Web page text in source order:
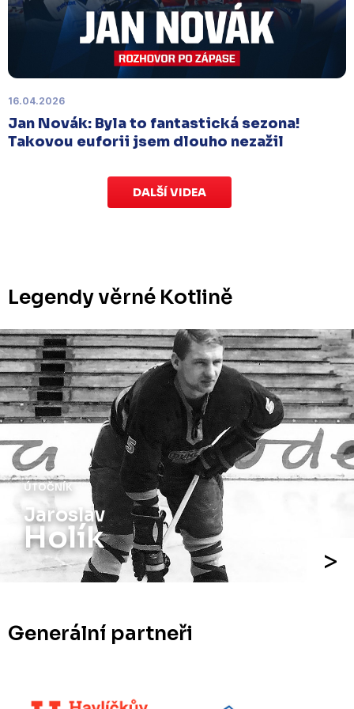
Labem, které se mělo původně odehrát 15.
listopadu, bylo z důvodu marodky Slovanu
. Kluby se domluvily na náhradním
termínu, Bruslaři se s Ústím nad Labem utkají doma
v Kotlině ve středu 26. listopadu od 18:00.
16.04.2026
Jan Novák: Byla to fantastická sezona!
Takovou euforii jsem dlouho nezažil
DALŠÍ VIDEA
Legendy věrné Kotlině
ÚTOČNÍK
Jaroslav
Holík
Generální partneři